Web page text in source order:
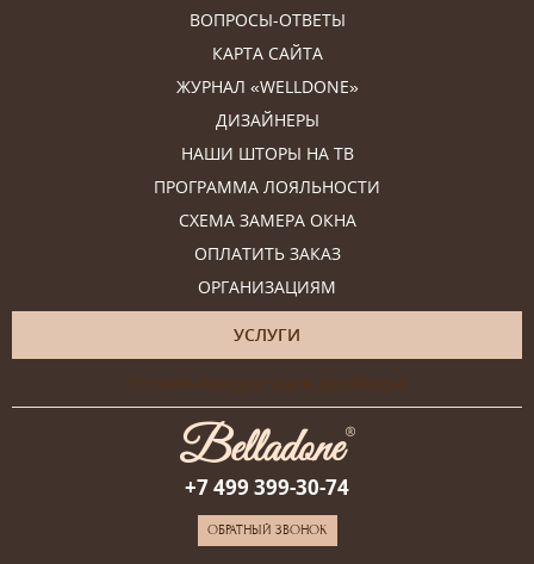
ВОПРОСЫ-ОТВЕТЫ
КАРТА САЙТА
ЖУРНАЛ «WELLDONE»
ДИЗАЙНЕРЫ
НАШИ ШТОРЫ НА ТВ
ПРОГРАММА ЛОЯЛЬНОСТИ
СХЕМА ЗАМЕРА ОКНА
ОПЛАТИТЬ ЗАКАЗ
ОРГАНИЗАЦИЯМ
УСЛУГИ
Онлайн-консультация дизайнера
+7 499 399-30-74
ОБРАТНЫЙ ЗВОНОК